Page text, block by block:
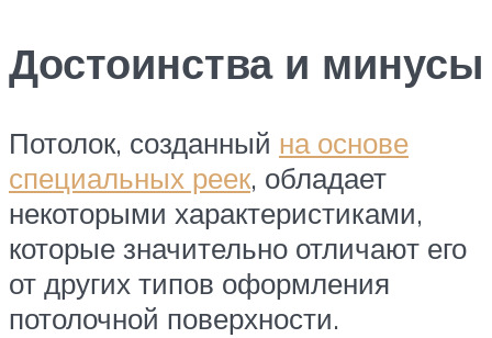
Достоинства и минусы
Потолок, созданный на основе
специальных реек, обладает
некоторыми характеристиками,
которые значительно отличают его
от других типов оформления
потолочной поверхности.